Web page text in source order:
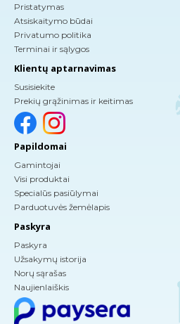
Pristatymas
Atsiskaitymo būdai
Privatumo politika
Terminai ir sąlygos
Klientų aptarnavimas
Susisiekite
Prekių grąžinimas ir keitimas
Papildomai
Gamintojai
Visi produktai
Specialūs pasiūlymai
Parduotuvės žemėlapis
Paskyra
Paskyra
Užsakymų istorija
Norų sąrašas
Naujienlaiškis